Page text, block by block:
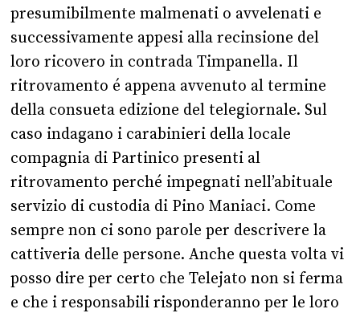
presumibilmente malmenati o avvelenati e
successivamente appesi alla recinsione del
loro ricovero in contrada Timpanella. Il
ritrovamento é appena avvenuto al termine
della consueta edizione del telegiornale. Sul
caso indagano i carabinieri della locale
compagnia di Partinico presenti al
ritrovamento perché impegnati nell’abituale
servizio di custodia di Pino Maniaci. Come
sempre non ci sono parole per descrivere la
cattiveria delle persone. Anche questa volta vi
posso dire per certo che Telejato non si ferma
e che i responsabili risponderanno per le loro